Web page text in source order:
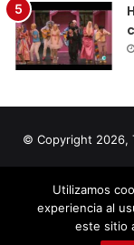
© Copyright 2026,
Utilizamos
experiencia al
este sitio